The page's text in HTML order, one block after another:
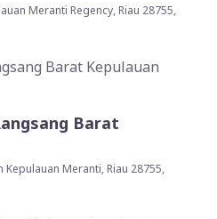
Meranti Regency, Riau 28755,
Barat
Kepulauan Meranti, Riau 28755,